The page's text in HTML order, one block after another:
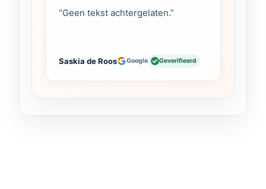
“Geen tekst achtergelaten.”
Saskia de Roos Google Geverifieerd